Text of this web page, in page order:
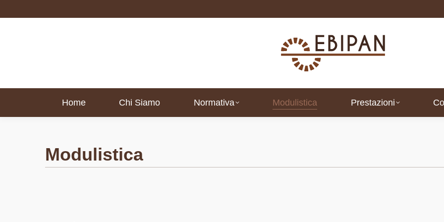
Home Chi Siamo Normativa Modulistica Prestazioni
Modulistica